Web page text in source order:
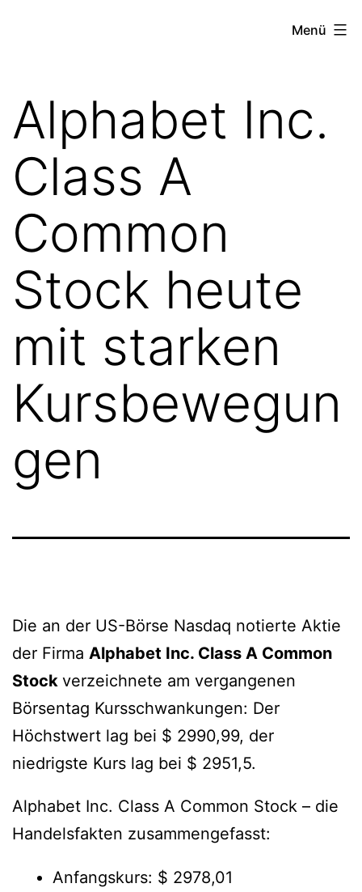
project
Menü
Alphabet Inc.
Class A
Common
Stock heute
mit starken
Kursbewegun
gen
Die an der US-Börse Nasdaq notierte Aktie
der Firma Alphabet Inc. Class A Common
Stock verzeichnete am vergangenen
Börsentag Kursschwankungen: Der
Höchstwert lag bei $ 2990,99, der
niedrigste Kurs lag bei $ 2951,5.
Alphabet Inc. Class A Common Stock – die
Handelsfakten zusammengefasst:
Anfangskurs: $ 2978,01